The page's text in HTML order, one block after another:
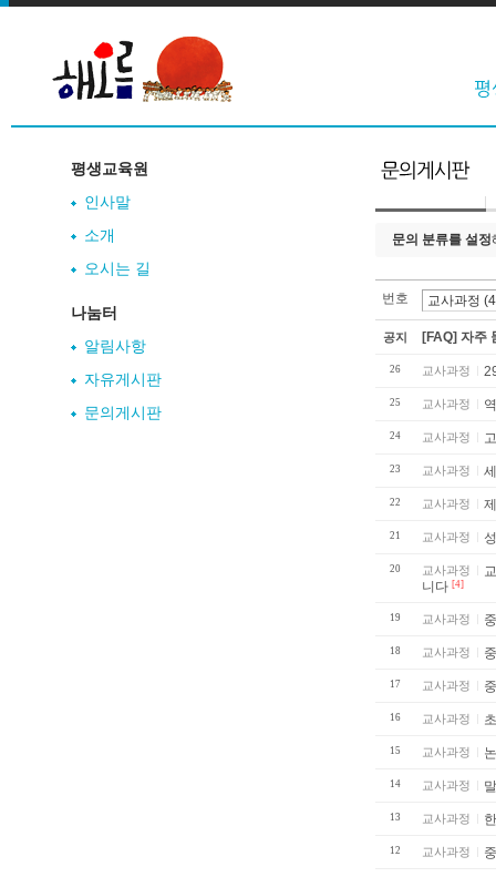
평생교육원
인사말
소개
오시는 길
나눔터
알림사항
자유게시판
문의게시판
문의 분류를 설정
번호
공지 [FAQ] 자주
26 교사과정
25 교사과정
24 교사과정
23 교사과정
22 교사과정
21 교사과정
20 교사과정
교
니다 [4]
19 교사과정
18 교사과정
17 교사과정
16 교사과정
15 교사과정
14 교사과정
13 교사과정
12 교사과정